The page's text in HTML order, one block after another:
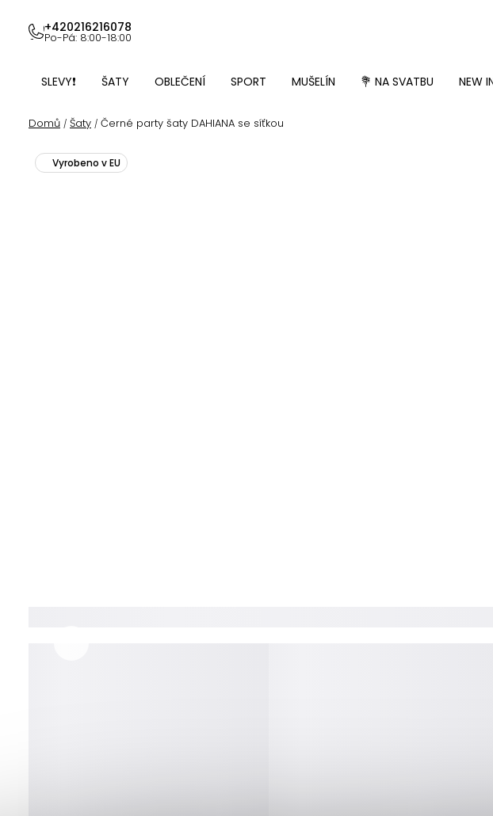
obsah
+420216216078
Po-Pá: 8:00-18:00
SLEVY❗ ŠATY OBLEČENÍ SPORT MUŠELÍN 💐 NA SVATBU NEW
Domů / Šaty / Černé party šaty DAHIANA se síťkou
Vyrobeno v EU